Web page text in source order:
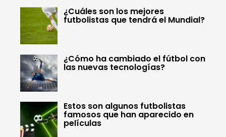
¿Cuáles son los mejores
futbolistas que tendrá el Mundial?
¿Cómo ha cambiado el fútbol con
las nuevas tecnologías?
Estos son algunos futbolistas
famosos que han aparecido en
películas